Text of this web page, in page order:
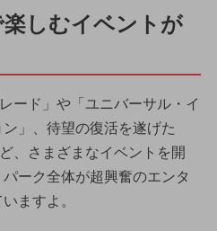
しむイベントが
ード」や「ユニバーサル・イ
」、待望の復活を遂げた
、さまざまなイベントを開
ーク全体が超興奮のエンタ
ますよ。